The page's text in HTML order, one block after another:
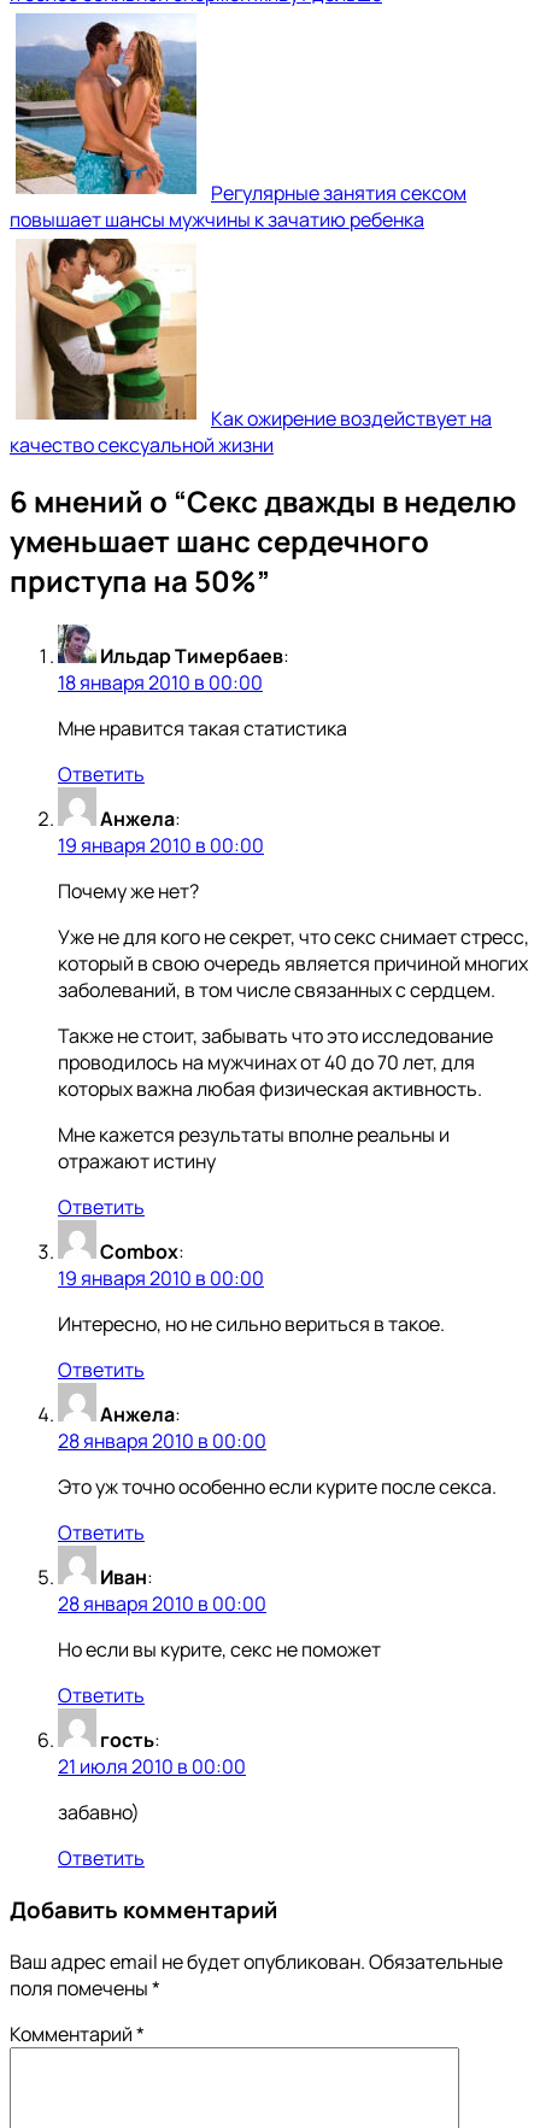
Регулярные занятия сексом
повышает шансы мужчины к зачатию ребенка
Как ожирение воздействует на
качество сексуальной жизни
6 мнений о “Секс дважды в неделю
уменьшает шанс сердечного
приступа на 50%”
Ильдар Тимербаев:
18 января 2010 в 00:00
Мне нравится такая статистика
Ответить
Анжела:
19 января 2010 в 00:00
Почему же нет?
Уже не для кого не секрет, что секс снимает стресс,
который в свою очередь является причиной многих
заболеваний, в том числе связанных с сердцем.
Также не стоит, забывать что это исследование
проводилось на мужчинах от 40 до 70 лет, для
которых важна любая физическая активность.
Мне кажется результаты вполне реальны и
отражают истину
Ответить
Combox:
19 января 2010 в 00:00
Интересно, но не сильно вериться в такое.
Ответить
Анжела:
28 января 2010 в 00:00
Это уж точно особенно если курите после секса.
Ответить
Иван:
28 января 2010 в 00:00
Но если вы курите, секс не поможет
Ответить
гость:
21 июля 2010 в 00:00
забавно)
Ответить
Добавить комментарий
Ваш адрес email не будет опубликован.Обязательные
поля помечены*
Комментарий*